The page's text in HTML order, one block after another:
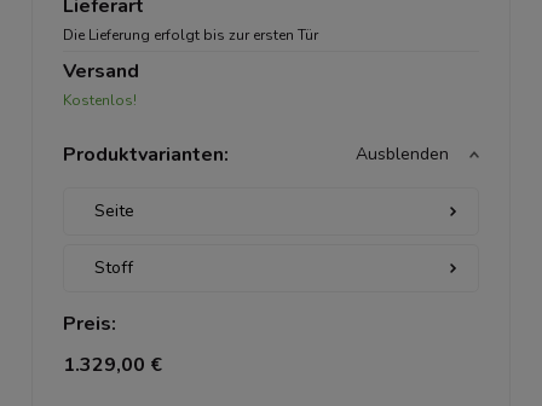
Lieferart
Die Lieferung erfolgt bis zur ersten Tür
Versand
Kostenlos!
Produktvarianten: Ausblenden
Preis:
1.329,00 €